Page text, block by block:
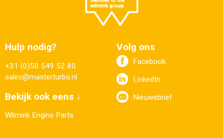
Hulp nodig?
+31 (0)50 549 52 80
sales@masterturbo.nl
Bekijk ook eens ↓
Wilmink Engine Parts
Volg ons
Facebook
LinkedIn
Nieuwsbrief